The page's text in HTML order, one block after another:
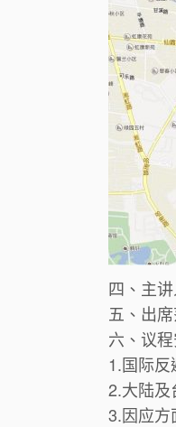
四、主
五、出
六、议程
1.国际
2.大陆及
3.因应方